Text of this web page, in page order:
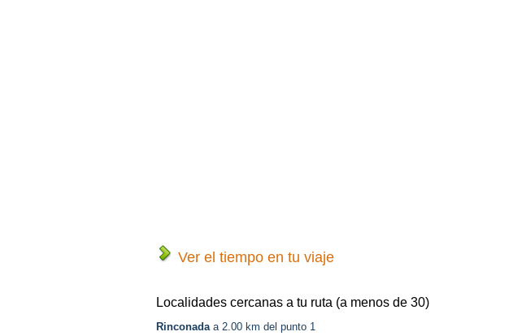
Ver el tiempo en tu viaje
Localidades cercanas a tu ruta (a menos de 30)
Rinconadaa 2.00 km del punto 1